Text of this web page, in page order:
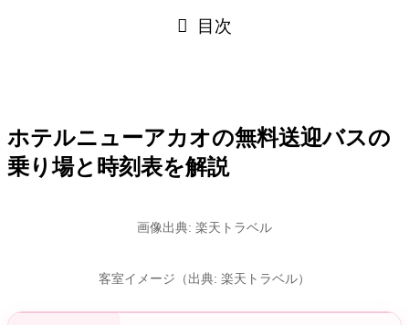
目次
ホテルニューアカオの無料送迎バスの
乗り場と時刻表を解説
画像出典: 楽天トラベル
客室イメージ（出典: 楽天トラベル）